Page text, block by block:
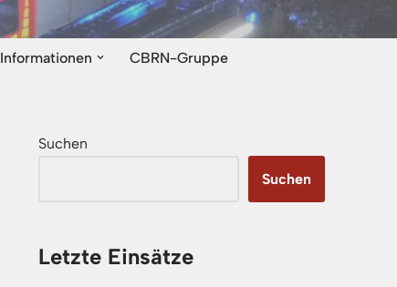
Informationen CBRN-Gruppe
Suchen
Suchen
Letzte Einsätze